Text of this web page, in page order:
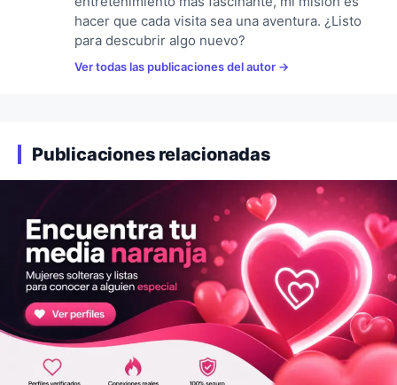
hacer que cada visita sea una aventura. ¿Listo
para descubrir algo nuevo?
Ver todas las publicaciones del autor
Publicaciones relacionadas